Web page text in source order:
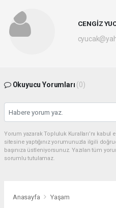
CENGİZ
Okuyucu Yorumları (0)
Yorum yazarak Topluluk Kuralları’nı
sitesine yaptığınız yorumunuzla ilgili
başınıza üstleniyorsunuz. Yazılan tüm
sorumlu tutulamaz.
Anasayfa Yaşam